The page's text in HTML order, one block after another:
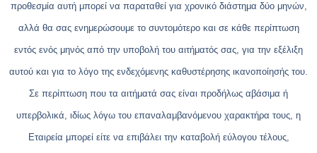
προθεσμία αυτή μπορεί να παραταθεί για χρονικό διάστημα δύο μηνών,
αλλά θα σας ενημερώσουμε το συντομότερο και σε κάθε περίπτωση
εντός ενός μηνός από την υποβολή του αιτήματός σας, για την εξέλιξη
αυτού και για το λόγο της ενδεχόμενης καθυστέρησης ικανοποίησής του.
Σε περίπτωση που τα αιτήματά σας είναι προδήλως αβάσιμα ή
υπερβολικά, ιδίως λόγω του επαναλαμβανόμενου χαρακτήρα τους, η
Εταιρεία μπορεί είτε να επιβάλει την καταβολή εύλογου τέλους,